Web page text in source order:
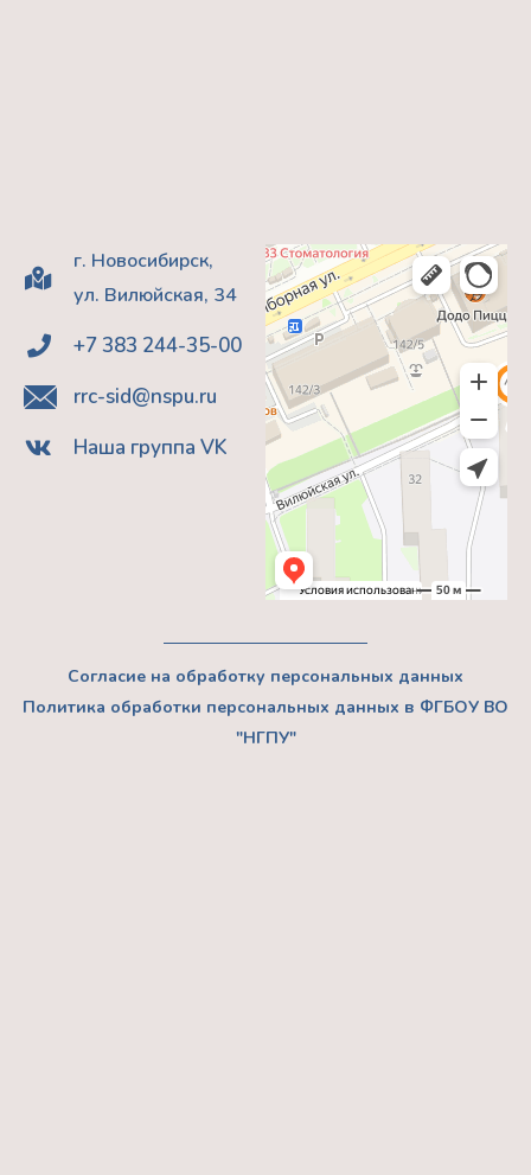
г. Новосибирск,
ул. Вилюйская, 34
+7 383 244-35-00
rrc-sid@nspu.ru
Наша группа VK
Согласие на обработку персональных данных
Политика обработки персональных данных в ФГБОУ ВО
"НГПУ"